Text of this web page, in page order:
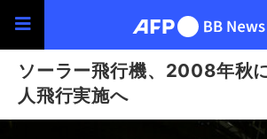
ソーラー飛行機、2008年秋
人飛行実施へ